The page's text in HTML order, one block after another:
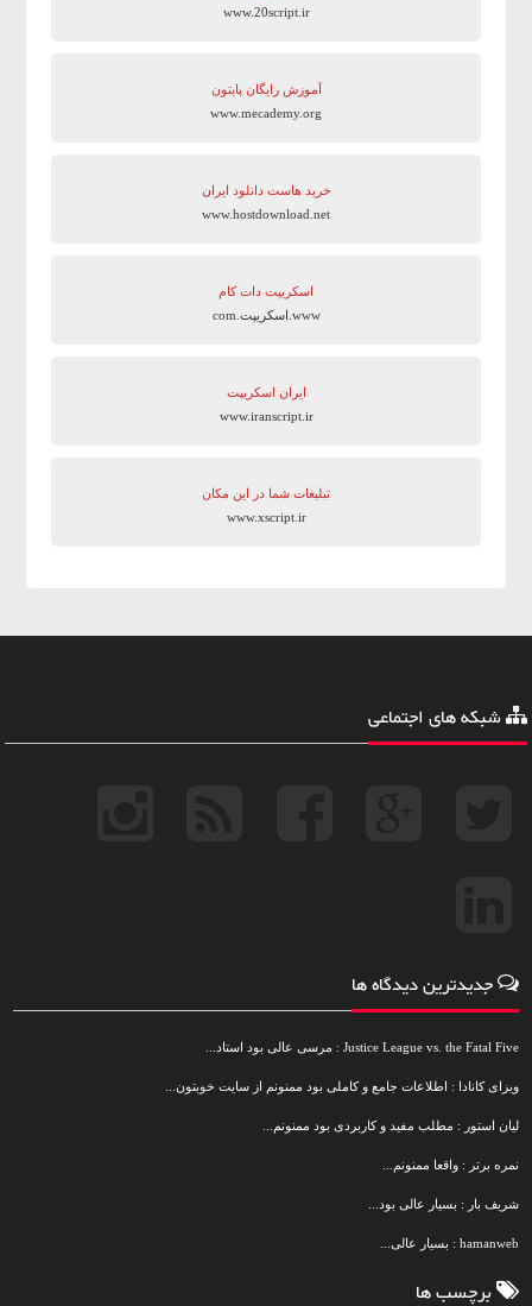
www.20script.ir
آموزش رایگان پایتون
www.mecademy.org
خرید هاست دانلود ایران
www.hostdownload.net
اسکریپت دات کام
www.اسکریپت.com
ایران اسکریپت
www.iranscript.ir
تبلیغات شما در این مکان
www.xscript.ir
شبکه های اجتماعی
جدیدترین دیدگاه ها
Justice League vs. the Fatal Five : مرسی عالی بود استاد...
ویزای کانادا : اطلاعات جامع و کاملی بود ممنونم از سایت خوبتون...
لیان استور : مطلب مفید و کاربردی بود ممنونم...
نمره برتر : واقعا ممنونم...
شریف بار : بسیار عالی بود...
hamanweb : بسیار عالی...
برچسب ها